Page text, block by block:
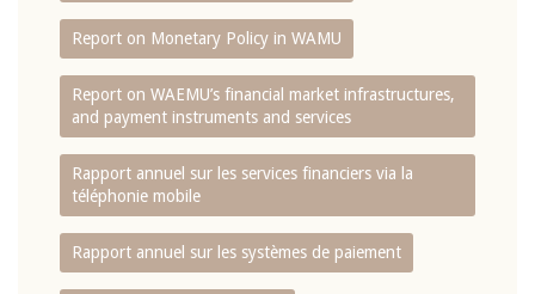
Report on Monetary Policy in WAMU
Report on WAEMU’s financial market infrastructures,
and payment instruments and services
Rapport annuel sur les services financiers via la
téléphonie mobile
Rapport annuel sur les systèmes de paiement